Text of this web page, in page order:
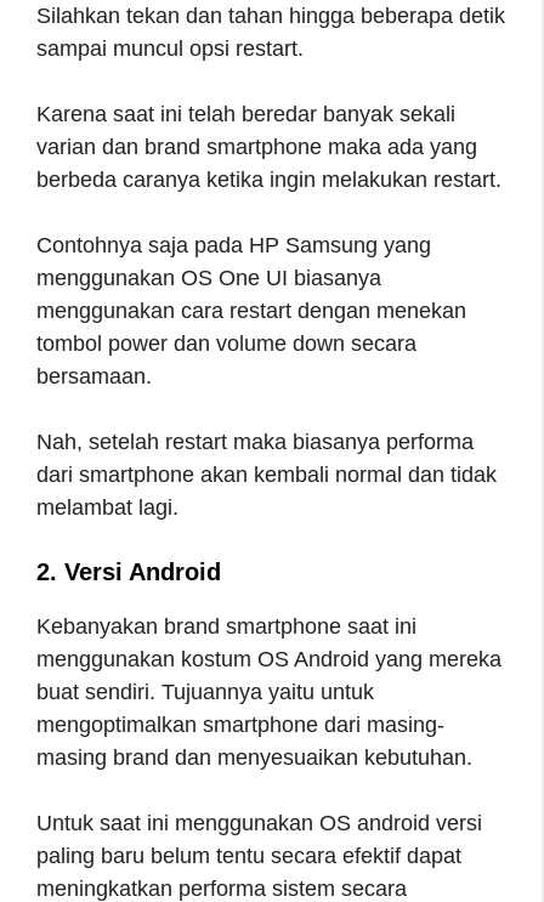
Silahkan tekan dan tahan hingga beberapa detik
sampai muncul opsi restart.
Karena saat ini telah beredar banyak sekali
varian dan brand smartphone maka ada yang
berbeda caranya ketika ingin melakukan restart.
Contohnya saja pada HP Samsung yang
menggunakan OS One UI biasanya
menggunakan cara restart dengan menekan
tombol power dan volume down secara
bersamaan.
Nah, setelah restart maka biasanya performa
dari smartphone akan kembali normal dan tidak
melambat lagi.
2. Versi Android
Kebanyakan brand smartphone saat ini
menggunakan kostum OS Android yang mereka
buat sendiri. Tujuannya yaitu untuk
mengoptimalkan smartphone dari masing-
masing brand dan menyesuaikan kebutuhan.
Untuk saat ini menggunakan OS android versi
paling baru belum tentu secara efektif dapat
meningkatkan performa sistem secara